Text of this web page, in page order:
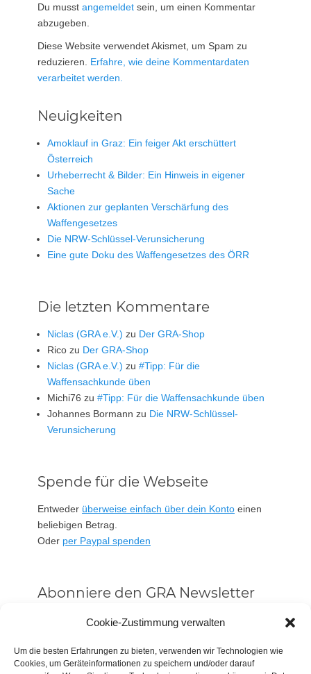
Cookie-Zustimmung verwalten
Um die besten Erfahrungen zu bieten, verwenden wir Technologien wie
Cookies, um Geräteinformationen zu speichern und/oder darauf
Du musst angemeldet sein, um einen Kommentar
abzugeben.
Diese Website verwendet Akismet, um Spam zu
reduzieren. Erfahre, wie deine Kommentardaten
verarbeitet werden.
Neuigkeiten
Amoklauf in Graz: Ein feiger Akt erschüttert
Österreich
Urheberrecht & Bilder: Ein Hinweis in eigener
Sache
Aktionen zur geplanten Verschärfung des
Waffengesetzes
Die NRW-Schlüssel-Verunsicherung
Eine gute Doku des Waffengesetzes des ÖRR
Die letzten Kommentare
Niclas (GRA e.V.) zu Der GRA-Shop
Rico zu Der GRA-Shop
Niclas (GRA e.V.) zu #Tipp: Für die
Waffensachkunde üben
Michi76 zu #Tipp: Für die Waffensachkunde üben
Johannes Bormann zu Die NRW-Schlüssel-
Verunsicherung
Spende für die Webseite
Entweder überweise einfach über dein Konto einen
beliebigen Betrag.
Oder per Paypal spenden
Abonniere den GRA Newsletter
Vorname oder ganzer Name
Email